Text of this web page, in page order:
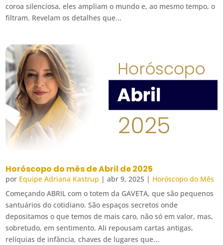
coroa silenciosa, eles ampliam o mundo e, ao mesmo tempo, o
filtram. Revelam os detalhes que...
Horóscopo do mês de Abril de 2025
por Equipe Adriana Kastrup |abr 9, 2025 | Horóscopo do Mês
Começando ABRIL com o totem da GAVETA, que são pequenos
santuários do cotidiano. São espaços secretos onde
depositamos o que temos de mais caro, não só em valor, mas,
sobretudo, em sentimento. Ali repousam cartas antigas,
relíquias de infância, chaves de lugares que...